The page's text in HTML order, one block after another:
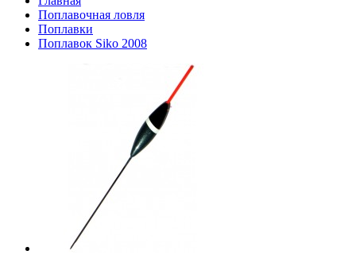
Поплавочная ловля
Поплавки
Поплавок Siko 2008